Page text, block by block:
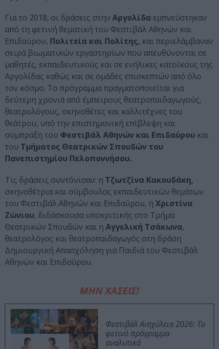
Για το 2018, οι δράσεις στην Αργολίδα εμπνεύστηκαν
από τη φετινή θεματική του Φεστιβάλ Αθηνών και
Επιδαύρου, Πολιτεία και Πολίτης, και περιελάμβαναν
σειρά βιωματικών εργαστηρίων που απευθύνονται σε
μαθητές, εκπαιδευτικούς και σε ενήλικες κατοίκους της
Αργολίδας καθώς και σε ομάδες επισκεπτών από όλο
τον κόσμο. Το πρόγραμμα πραγματοποιείται για
δεύτερη χρονιά από έμπειρους θεατροπαιδαγωγούς,
θεατρολόγους, σκηνοθέτες και καλλιτέχνες του
θεάτρου, υπό την επιστημονική επίβλεψη και
σύμπραξη του Φεστιβάλ Αθηνών και Επιδαύρου και
του Τμήματος Θεατρικών Σπουδών του
Πανεπιστημίου Πελοποννήσου.
Τις δράσεις συντόνισαν: η Τζωτζίνα Κακουδάκη,
σκηνοθέτρια και σύμβουλος εκπαιδευτικών θεμάτων
του Φεστιβάλ Αθηνών και Επιδαύρου, η Χριστίνα
Ζώνιου, διδάσκουσα υποκριτικής στο Τμήμα
Θεατρικών Σπουδών και η Αγγελική Τσάκωνα,
θεατρολόγος και θεατροπαιδαγωγός στη δράση
Δημιουργική Απασχόληση για Παιδιά του Φεστιβάλ
Αθηνών και Επιδαύρου.
ΜΗΝ ΧΑΣΕΙΣ!
Φεστιβάλ Αισχύλεια 2026: Το
φετινό πρόγραμμα
αναλυτικά